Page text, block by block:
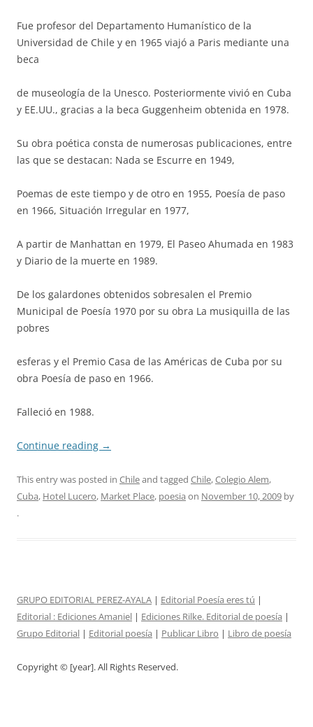
Fue profesor del Departamento Humanístico de la
Universidad de Chile y en 1965 viajó a Paris mediante una
beca
de museología de la Unesco. Posteriormente vivió en Cuba
y EE.UU., gracias a la beca Guggenheim obtenida en 1978.
Su obra poética consta de numerosas publicaciones, entre
las que se destacan: Nada se Escurre en 1949,
Poemas de este tiempo y de otro en 1955, Poesía de paso
en 1966, Situación Irregular en 1977,
A partir de Manhattan en 1979, El Paseo Ahumada en 1983
y Diario de la muerte en 1989.
De los galardones obtenidos sobresalen el Premio
Municipal de Poesía 1970 por su obra La musiquilla de las
pobres
esferas y el Premio Casa de las Américas de Cuba por su
obra Poesía de paso en 1966.
Falleció en 1988.
Continue reading →
This entry was posted in Chileand tagged Chile,Colegio Alem,
Cuba, Hotel Lucero, Market Place, poesia on November 10, 2009 by
.
GRUPO EDITORIAL PEREZ-AYALA | Editorial Poesía eres tú |
Editorial : Ediciones Amaniel | Ediciones Rilke. Editorial de poesía |
Grupo Editorial | Editorial poesía | Publicar Libro | Libro de poesía
Copyright © [year]. All Rights Reserved.